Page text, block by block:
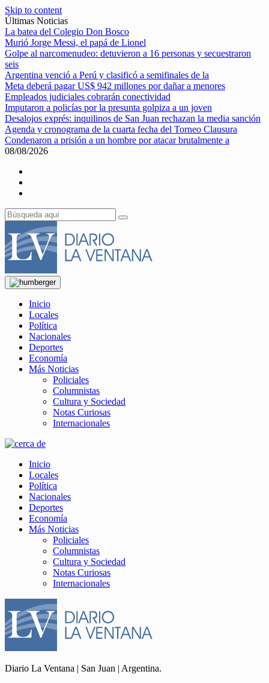
Skip to content
Últimas Noticias
La batea del Colegio Don Bosco
Murió Jorge Messi, el papá de Lionel
Golpe al narcomenudeo: detuvieron a 16 personas y secuestraron
seis
Argentina venció a Perú y clasificó a semifinales de la
Meta deberá pagar US$ 942 millones por dañar a menores
Empleados judiciales cobrarán conectividad
Imputaron a policías por la presunta golpiza a un joven
Desalojos exprés: inquilinos de San Juan rechazan la media sanción
Agenda y cronograma de la cuarta fecha del Torneo Clausura
Condenaron a prisión a un hombre por atacar brutalmente a
08/08/2026
Inicio
Locales
Política
Nacionales
Deportes
Economía
Más Noticias
Policiales
Columnistas
Cultura y Sociedad
Notas Curiosas
Internacionales
Inicio
Locales
Política
Nacionales
Deportes
Economía
Más Noticias
Policiales
Columnistas
Cultura y Sociedad
Notas Curiosas
Internacionales
Diario La Ventana | San Juan | Argentina.